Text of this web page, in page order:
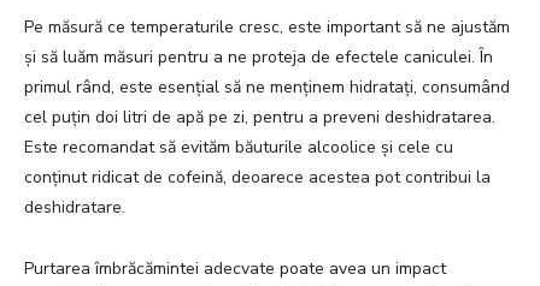
Pe măsură ce temperaturile cresc, este important să ne ajustăm
și să luăm măsuri pentru a ne proteja de efectele caniculei. În
primul rând, este esențial să ne menținem hidratați, consumând
cel puțin doi litri de apă pe zi, pentru a preveni deshidratarea.
Este recomandat să evităm băuturile alcoolice și cele cu
conținut ridicat de cofeină, deoarece acestea pot contribui la
deshidratare.
Purtarea îmbrăcămintei adecvate poate avea un impact